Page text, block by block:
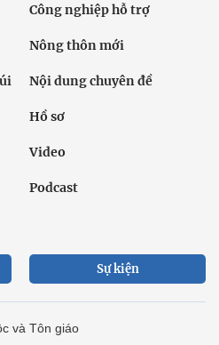
Công nghiệp hỗ trợ
Nông thôn mới
Nội dung chuyên đề
Hồ sơ
Video
Podcast
Sự kiện
và Tôn giáo